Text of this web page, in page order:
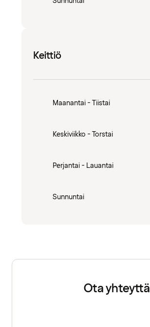
Keittiö
Maanantai - Tiistai
Keskiviikko - Torstai
Perjantai - Lauantai
Sunnuntai
Ota yhteyttä